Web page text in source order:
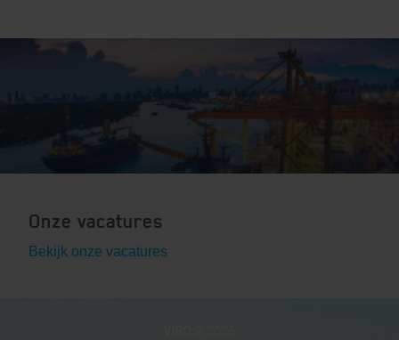
Onze vacatures
Bekijk onze vacatures